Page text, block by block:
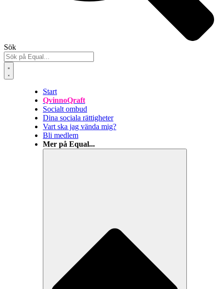
Sök
Start
QvinnoQraft
Socialt ombud
Dina sociala rättigheter
Vart ska jag vända mig?
Bli medlem
Mer på Equal...